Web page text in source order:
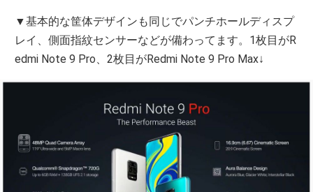
▼基本的な筐体デザインも同じでパンチホールディスプ
レイ、側面指紋センサーなどが備わってます。1枚目がR
edmi Note 9 Pro、2枚目がRedmi Note 9 Pro Max↓